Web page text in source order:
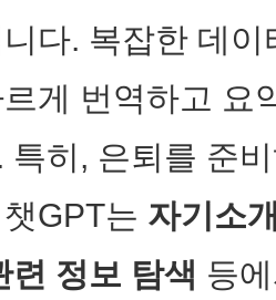
다. 복잡한 데
게 번역하고 요
특히, 은퇴를 준
GPT는 자기소
련 정보 탐색 등